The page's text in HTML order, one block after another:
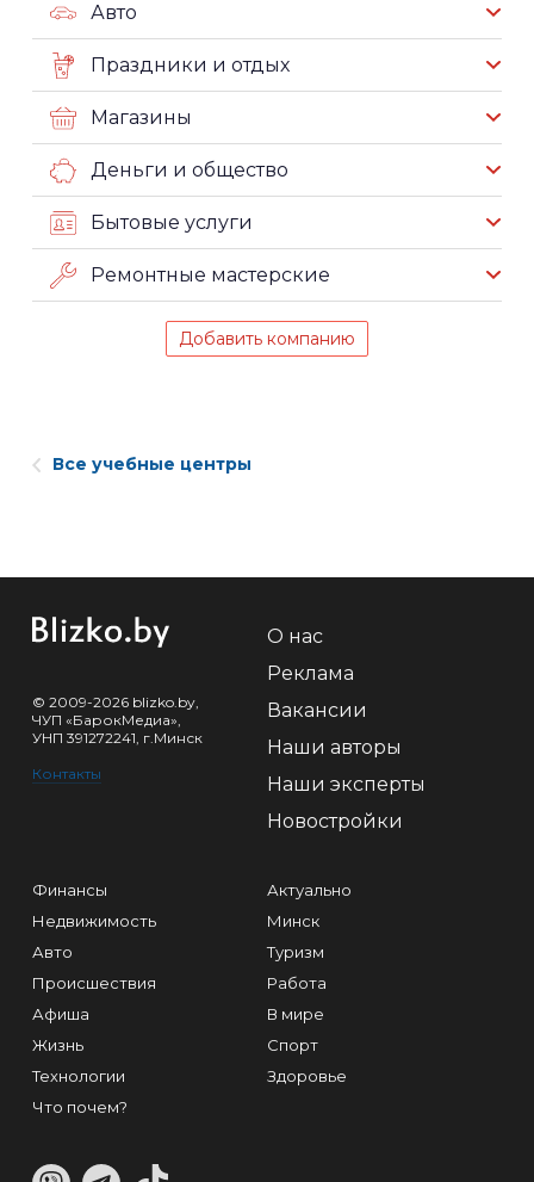
Авто
Праздники и отдых
Магазины
Деньги и общество
Бытовые услуги
Ремонтные мастерские
Добавить компанию
Все учебные центры
© 2009-2026 blizko.by,
ЧУП «БарокМедиа»,
УНП 391272241, г.Минск
Контакты
О нас
Реклама
Вакансии
Наши авторы
Наши эксперты
Новостройки
Финансы
Недвижимость
Авто
Происшествия
Афиша
Жизнь
Технологии
Что почем?
Актуально
Минск
Туризм
Работа
В мире
Спорт
Здоровье